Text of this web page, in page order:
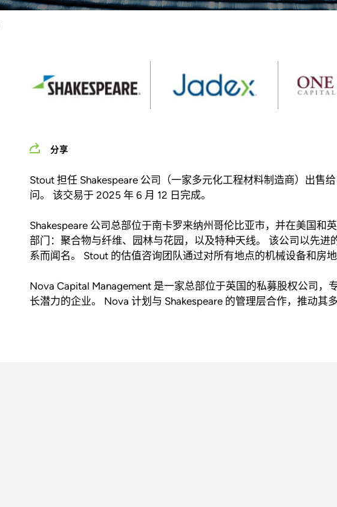
分享
Stout 担任 Shakespeare 公司（一家多元化工程材料制造商）出售
问。 该交易于 2025 年 6 月 12 日完成。
Shakespeare 公司总部位于南卡罗来纳州哥伦比亚市，并在美国和
部门：聚合物与纤维、园林与花园，以及特种天线。 该公司以先
系而闻名。 Stout 的估值咨询团队通过对所有地点的机械设备和房
Nova Capital Management 是一家总部位于英国的私募股权公司，
长潜力的企业。 Nova 计划与 Shakespeare 的管理层合作，推动其